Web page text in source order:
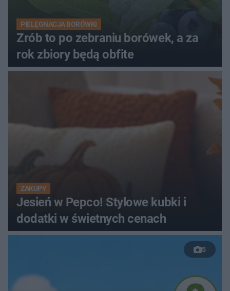
PIELĘGNACJA BORÓWKI
Zrób to po zebraniu borówek, a za
rok zbiory będą obfite
ZAKUPY
Jesień w Pepco! Stylowe kubki i
dodatki w świetnych cenach
5